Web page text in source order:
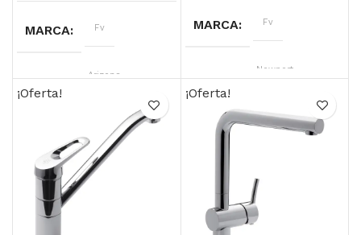
MARCA Fv
LINEA Arizona
Cromo
TECNOLOGIA
MARCA Fv
Newport
COLOR Cromo
TECNOLOGIA
¡Oferta! ¡Oferta!